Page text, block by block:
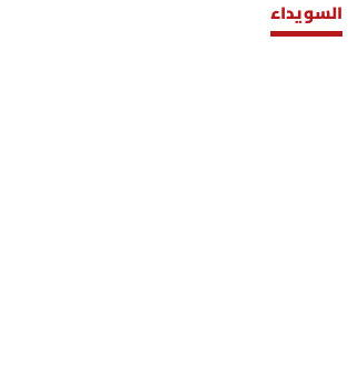
السويداء